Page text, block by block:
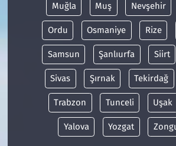
Muğla Muş Nevşehir
Ordu Osmaniye Rize
Samsun Şanlıurfa Siirt
Sivas Şırnak Tekirdağ
Trabzon Tunceli Uşak
Yalova Yozgat